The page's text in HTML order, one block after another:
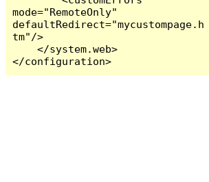
mode="RemoteOnly"
defaultRedirect="mycustompage.h
tm"/>
    </system.web>
</configuration>